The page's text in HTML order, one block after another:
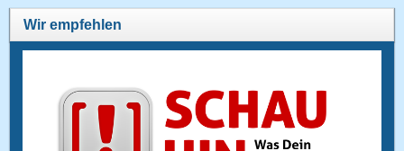
Wir empfehlen